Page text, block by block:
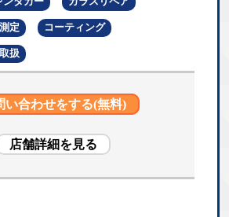
定 コーティング
扱
い合わせをする(無料)
店舗詳細を見る